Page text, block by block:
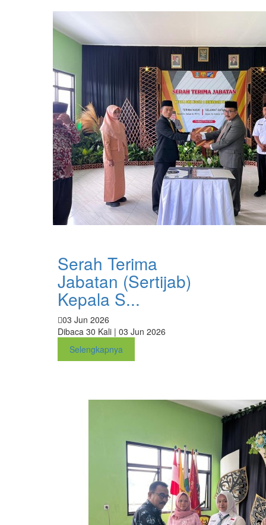
Serah Terima
Jabatan (Sertijab)
Kepala S...
03 Jun 2026
Dibaca 30 Kali | 03 Jun 2026
Selengkapnya